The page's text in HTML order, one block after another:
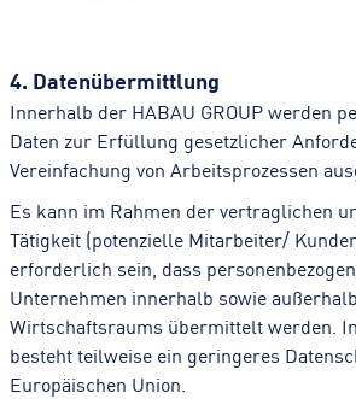
4. Datenübermittlung
Innerhalb der HABAU GROUP werden
Daten zur Erfüllung gesetzlicher
Vereinfachung von Arbeitsprozessen
Es kann im Rahmen der vertraglichen
Tätigkeit (potenzielle Mitarbeiter/
erforderlich sein, dass
Unternehmen innerhalb sowie
Wirtschaftsraums übermittelt werden.
besteht teilweise ein geringeres
Europäischen Union.